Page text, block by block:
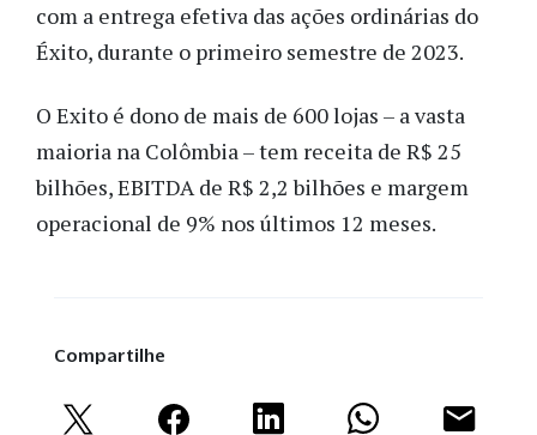
com a entrega efetiva das ações ordinárias do
Éxito, durante o primeiro semestre de 2023.
O Exito é dono de mais de 600 lojas – a vasta
maioria na Colômbia – tem receita de R$ 25
bilhões, EBITDA de R$ 2,2 bilhões e margem
operacional de 9% nos últimos 12 meses.
Compartilhe